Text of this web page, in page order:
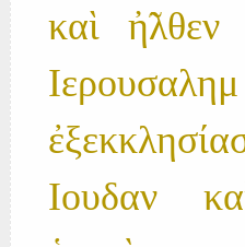
καὶ ἠ̃λθεν
Ιουδαν